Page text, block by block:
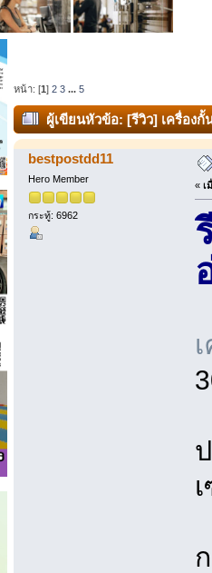
หน้า: [1 ] 2 3 ... 5
ผู้เขียนหัวข้อ: [รีวิว] เครื่องกั้
bestpostdd11
Hero Member
กระทู้: 6962
« เ